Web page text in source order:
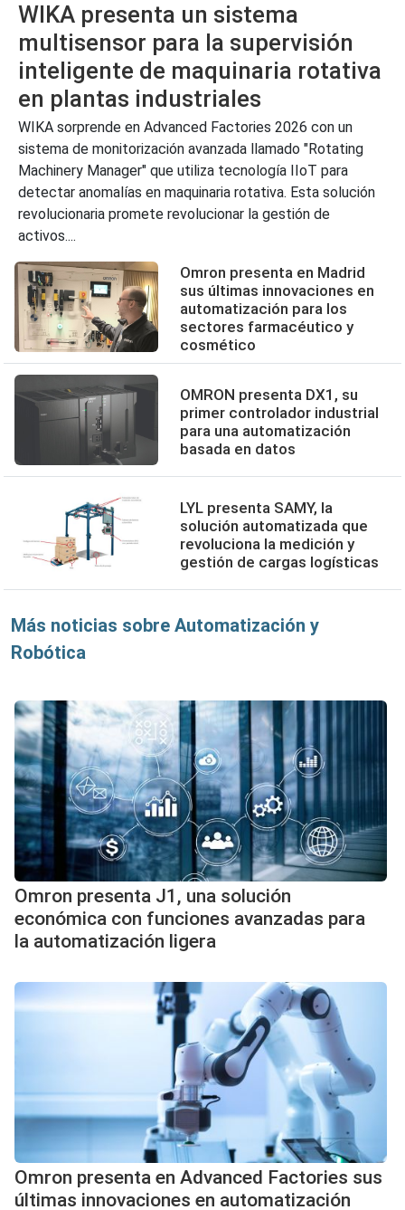
WIKA presenta un sistema
multisensor para la supervisión
inteligente de maquinaria rotativa
en plantas industriales
WIKA sorprende en Advanced Factories 2026 con un
sistema de monitorización avanzada llamado "Rotating
Machinery Manager" que utiliza tecnología IIoT para
detectar anomalías en maquinaria rotativa. Esta solución
revolucionaria promete revolucionar la gestión de
activos....
Omron presenta en Madrid
sus últimas innovaciones en
automatización para los
sectores farmacéutico y
cosmético
OMRON presenta DX1, su
primer controlador industrial
para una automatización
basada en datos
LYL presenta SAMY, la
solución automatizada que
revoluciona la medición y
gestión de cargas logísticas
Más noticias sobre Automatización y
Robótica
Omron presenta J1, una solución
económica con funciones avanzadas para
la automatización ligera
Omron presenta en Advanced Factories sus
últimas innovaciones en automatización